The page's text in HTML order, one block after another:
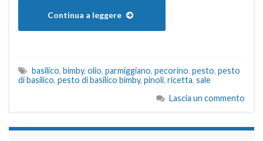
Continua a leggere
basilico, bimby, olio, parmiggiano, pecorino, pesto, pesto
di basilico, pesto di basilico bimby, pinoli, ricetta, sale
Lascia un commento